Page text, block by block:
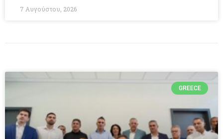
7 Αυγούστου, 2026
GREECE